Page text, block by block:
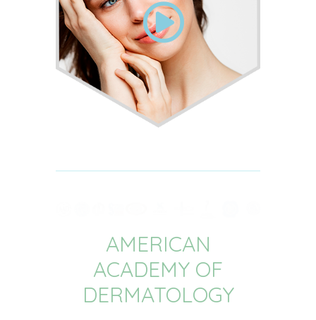
AMERICAN
ACADEMY OF
DERMATOLOGY